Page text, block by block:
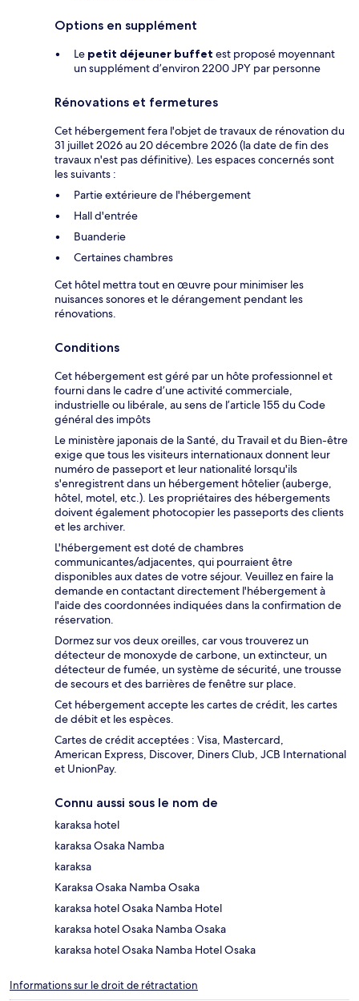
Options en supplément
Le petit déjeuner buffet est proposé moyennant
un supplément d’environ 2200 JPY par personne
Rénovations et fermetures
Cet hébergement fera l'objet de travaux de rénovation du
31 juillet 2026 au 20 décembre 2026 (la date de fin des
travaux n'est pas définitive). Les espaces concernés sont
les suivants :
Partie extérieure de l'hébergement
Hall d'entrée
Buanderie
Certaines chambres
Cet hôtel mettra tout en œuvre pour minimiser les
nuisances sonores et le dérangement pendant les
rénovations.
Conditions
Cet hébergement est géré par un hôte professionnel et
fourni dans le cadre d’une activité commerciale,
industrielle ou libérale, au sens de l’article 155 du Code
général des impôts
Le ministère japonais de la Santé, du Travail et du Bien-être
exige que tous les visiteurs internationaux donnent leur
numéro de passeport et leur nationalité lorsqu'ils
s'enregistrent dans un hébergement hôtelier (auberge,
hôtel, motel, etc.). Les propriétaires des hébergements
doivent également photocopier les passeports des clients
et les archiver.
L'hébergement est doté de chambres
communicantes/adjacentes, qui pourraient être
disponibles aux dates de votre séjour. Veuillez en faire la
demande en contactant directement l'hébergement à
l'aide des coordonnées indiquées dans la confirmation de
réservation.
Dormez sur vos deux oreilles, car vous trouverez un
détecteur de monoxyde de carbone, un extincteur, un
détecteur de fumée, un système de sécurité, une trousse
de secours et des barrières de fenêtre sur place.
Cet hébergement accepte les cartes de crédit, les cartes
de débit et les espèces.
Cartes de crédit acceptées : Visa, Mastercard,
American Express, Discover, Diners Club, JCB International
et UnionPay.
Connu aussi sous le nom de
karaksa hotel
karaksa Osaka Namba
karaksa
Karaksa Osaka Namba Osaka
karaksa hotel Osaka Namba Hotel
karaksa hotel Osaka Namba Osaka
karaksa hotel Osaka Namba Hotel Osaka
Informations sur le droit de rétractation